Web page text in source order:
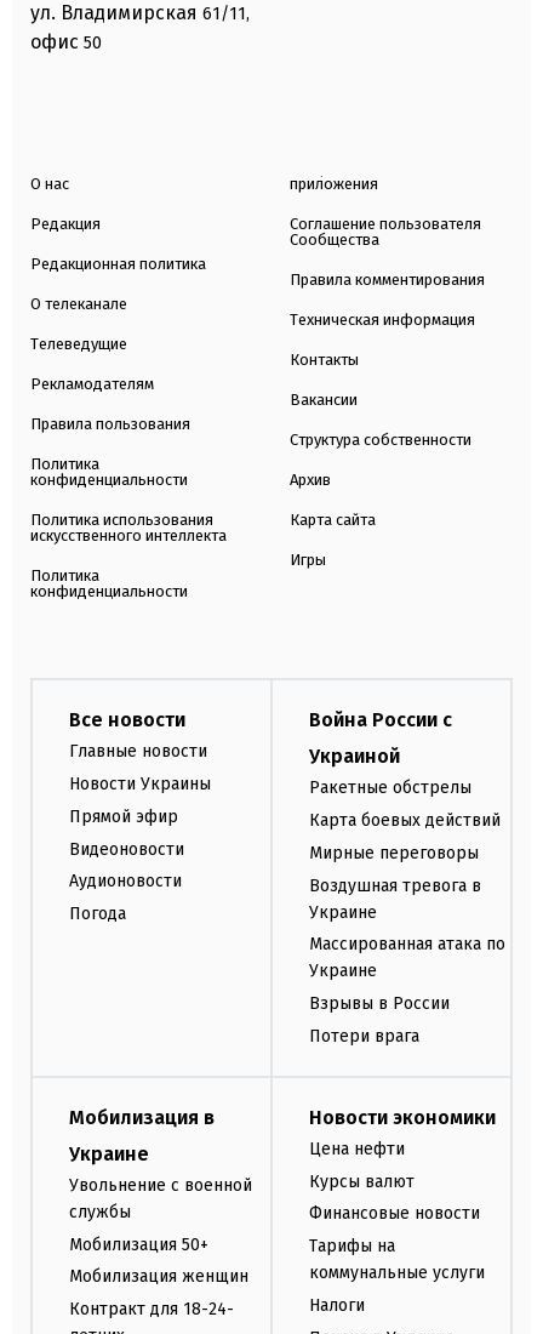
ул. Владимирская 61/11,
офис 50
О нас
Редакция
Редакционная политика
О телеканале
Телеведущие
Рекламодателям
Правила пользования
Политика
конфиденциальности
Политика использования
искусственного интеллекта
Политика
конфиденциальности
приложения
Соглашение пользователя
Сообщества
Правила комментирования
Техническая информация
Контакты
Вакансии
Структура собственности
Архив
Карта сайта
Игры
Все новости
Главные новости
Новости Украины
Прямой эфир
Видеоновости
Аудионовости
Погода
Война России с
Украиной
Ракетные обстрелы
Карта боевых действий
Мирные переговоры
Воздушная тревога в
Украине
Массированная атака по
Украине
Взрывы в России
Потери врага
Мобилизация в
Украине
Увольнение с военной
службы
Мобилизация 50+
Мобилизация женщин
Контракт для 18-24-
Новости экономики
Цена нефти
Курсы валют
Финансовые новости
Тарифы на
коммунальные услуги
Налоги